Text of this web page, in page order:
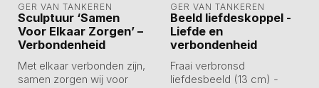
GER VAN TANKEREN
Sculptuur ‘Samen
Voor Elkaar Zorgen’ –
Verbondenheid
Met elkaar verbonden zijn,
samen zorgen wij voor
GER VAN TANKEREN
Beeld liefdeskoppel -
Liefde en
verbondenheid
Fraai verbronsd
liefdesbeeld (13 cm) -